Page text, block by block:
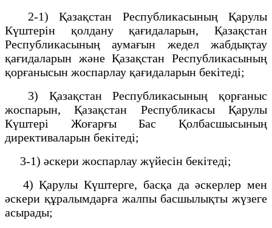
2-1) Қазақстан Республикасының Қарулы
Күштерін қолдану қағидаларын, Қазақстан
Республикасының аумағын жедел жабдықтау
қағидаларын және Қазақстан Республикасының
қорғанысын жоспарлау қағидаларын бекітеді;
3) Қазақстан Республикасының қорғаныс
жоспарын, Қазақстан Республикасы Қарулы
Күштері Жоғарғы Бас Қолбасшысының
директиваларын бекітеді;
3-1) әскери жоспарлау жүйесін бекітеді;
4) Қарулы Күштерге, басқа да әскерлер мен
әскери құралымдарға жалпы басшылықты жүзеге
асырады;